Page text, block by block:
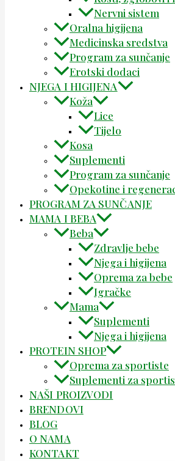
Nervni sistem
Oralna higijena
Medicinska sredstva
Program za sunčanje
Erotski dodaci
NJEGA I HIGIJENA
Koža
Lice
Tijelo
Kosa
Suplementi
Program za sunčanje
Opekotine i
PROGRAM ZA SUNČANJE
MAMA I BEBA
Beba
Zdravlje bebe
Njega i higijena
Oprema za bebe
Igračke
Mama
Suplementi
Njega i higijena
PROTEIN SHOP
Oprema za sportiste
Suplementi za
NAŠI PROIZVODI
BRENDOVI
BLOG
O NAMA
KONTAKT